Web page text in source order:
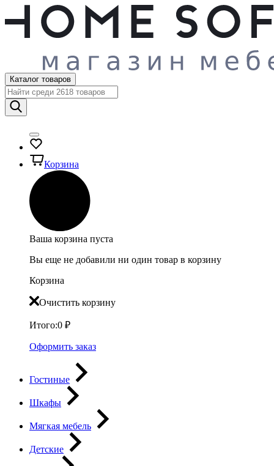
Каталог товаров
Корзина
Ваша корзина пуста
Вы еще не добавили ни один товар в корзину
Корзина
Очистить корзину
Итого:0 ₽
Оформить заказ
Гостиные
Шкафы
Мягкая мебель
Детские